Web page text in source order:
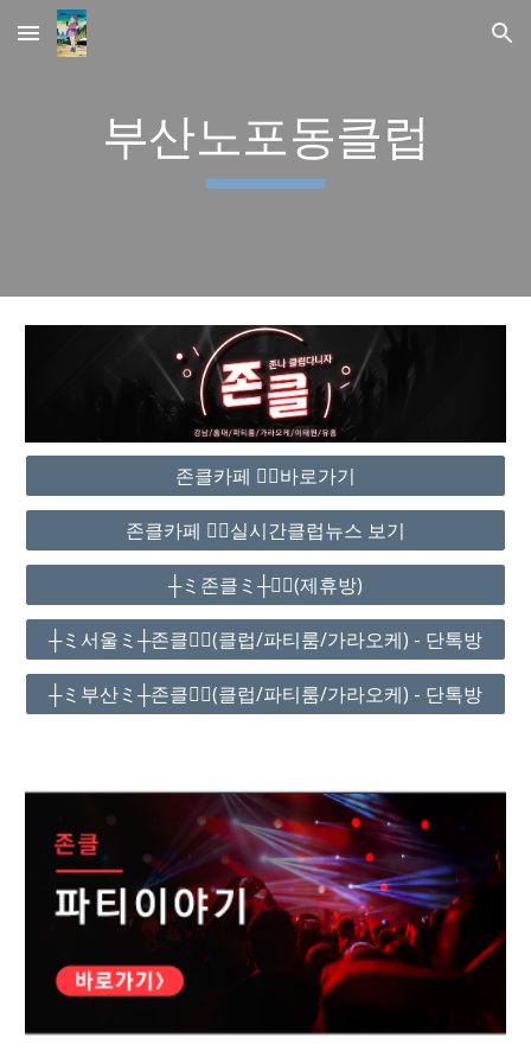
Skip to main content Skip to navigation
부산노포동클럽
존클카페 ❤️‍🔥바로가기
존클카페 ❤️‍🔥실시간클럽뉴스 보기
┼ミ존클ミ┼❤️‍🔥(제휴방)
┼ミ서울ミ┼존클❤️‍🔥(클럽/파티룸/가라오케) - 단톡방
┼ミ부산ミ┼존클❤️‍🔥(클럽/파티룸/가라오케) - 단톡방